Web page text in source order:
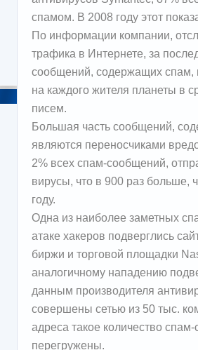
спамом. В 2008 году этот
По информации компании,
трафика в Интернете, за
сообщений, содержащих спам,
на каждого жителя планеты в
писем.
Большая часть сообщений,
являются переносчиками
2% всех спам-сообщений,
вирусы, что в 900 раз
году.
Одна из наиболее заметных
атаке хакеров подверглись
биржи и торговой площадки
аналогичному нападению
данным производителя
совершены сетью из 50 тыс.
адреса такое количество
перегружены.